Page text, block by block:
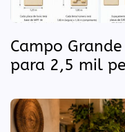
Campo
para 2,5 mil